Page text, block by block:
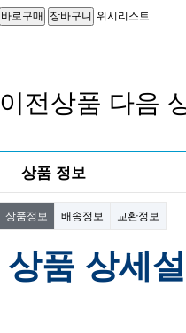
위시리스트
이전상품 다음
상품 정보
상품정보 배송정보 교환정보
상품 상세